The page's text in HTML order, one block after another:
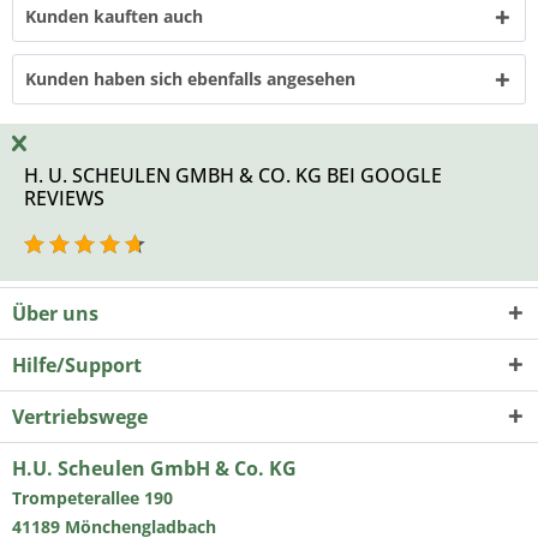
Kunden kauften auch
Kunden haben sich ebenfalls angesehen
H. U. SCHEULEN GMBH & CO. KG BEI GOOGLE
REVIEWS
Über uns
Hilfe/Support
Vertriebswege
H.U. Scheulen GmbH & Co. KG
Trompeterallee 190
41189 Mönchengladbach